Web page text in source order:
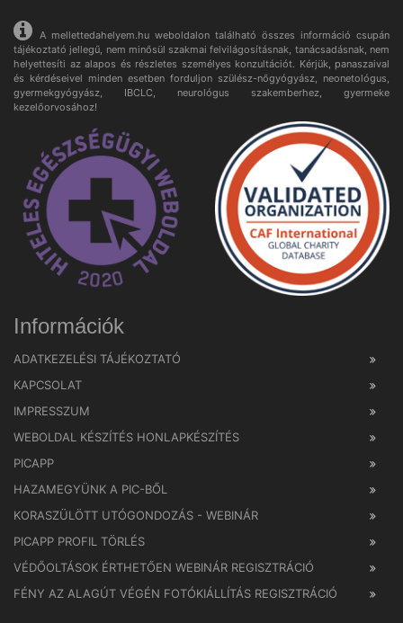
A mellettedahelyem.hu weboldalon található összes információ csupán
tájékoztató jellegű, nem minősül szakmai felvilágosításnak, tanácsadásnak, nem
helyettesíti az alapos és részletes személyes konzultációt. Kérjük, panaszaival
és kérdéseivel minden esetben forduljon szülész-nőgyógyász, neonetológus,
gyermekgyógyász, IBCLC, neurológus szakemberhez, gyermeke
kezelőorvosához!
Információk
ADATKEZELÉSI TÁJÉKOZTATÓ
KAPCSOLAT
IMPRESSZUM
WEBOLDAL KÉSZÍTÉS HONLAPKÉSZÍTÉS
PICAPP
HAZAMEGYÜNK A PIC-BŐL
KORASZÜLÖTT UTÓGONDOZÁS - WEBINÁR
PICAPP PROFIL TÖRLÉS
VÉDŐOLTÁSOK ÉRTHETŐEN WEBINÁR REGISZTRÁCIÓ
FÉNY AZ ALAGÚT VÉGÉN FOTÓKIÁLLÍTÁS REGISZTRÁCIÓ